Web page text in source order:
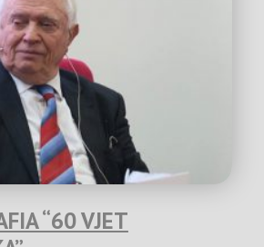
“60 VJET